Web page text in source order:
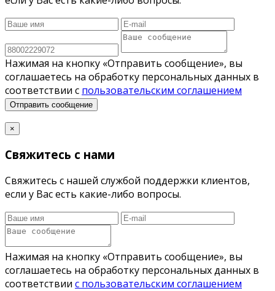
Нажимая на кнопку «Отправить сообщение», вы
соглашаетесь на обработку персональных данных в
соответствии с пользовательским соглашением
Отправить сообщение
×
Свяжитесь с нами
Свяжитесь с нашей службой поддержки клиентов,
если у Вас есть какие-либо вопросы.
Нажимая на кнопку «Отправить сообщение», вы
соглашаетесь на обработку персональных данных в
соответствии с пользовательским соглашением